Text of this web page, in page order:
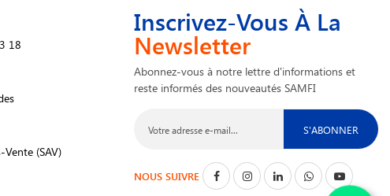
18
(SAV)
Inscrivez-Vous À La
Newsletter
Abonnez-vous à notre lettre d'informations et
reste informés des nouveautés SAMFI
S'ABONNER
NOUS SUIVRE